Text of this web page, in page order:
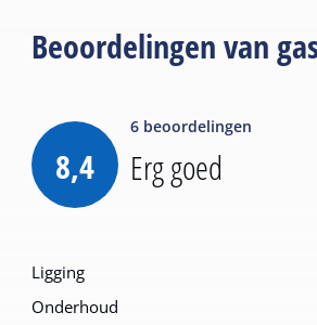
Beoordelingen van
8,4
6 beoordelingen
Erg goed
Ligging
Onderhoud